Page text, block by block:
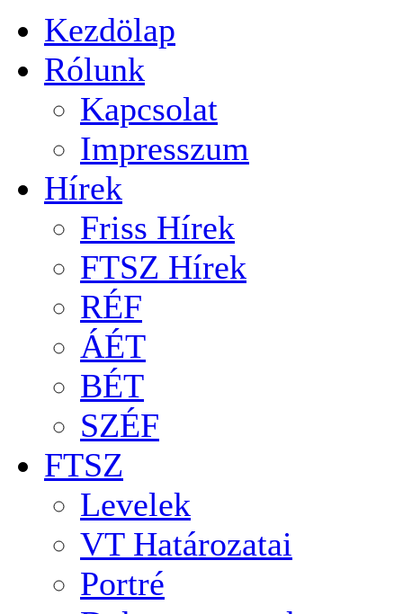
Kezdölap
Rólunk
Kapcsolat
Impresszum
Hírek
Friss Hírek
FTSZ Hírek
RÉF
ÁÉT
BÉT
SZÉF
FTSZ
Levelek
VT Határozatai
Portré